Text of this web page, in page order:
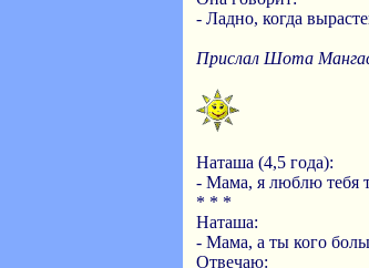
- Ладно, когда
Прислал Шота
Наташа (4,5 года):
- Мама, я люблю тебя
* * *
Наташа:
- Мама, а ты кого
Отвечаю: